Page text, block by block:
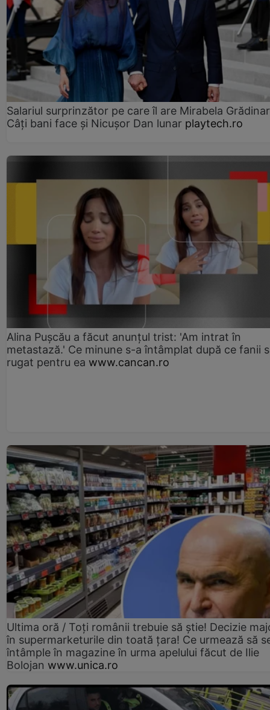
Salariul surprinzător pe care îl are Mirabela
Câţi bani face şi Nicuşor Dan lunar playtech.ro
Alina Pușcău a făcut anunțul trist: 'Am intrat în
metastază.' Ce minune s-a întâmplat după ce fanii
rugat pentru ea www.cancan.ro
Ultima oră / Toți românii trebuie să știe! Decizie
în supermarketurile din toată țara! Ce urmează să
întâmple în magazine în urma apelului făcut de Ilie
Bolojan www.unica.ro